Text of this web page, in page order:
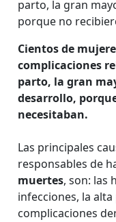
parto, la gran
porque no
Cientos de
complicaciones
parto, la gran
desarrollo,
necesitaban.
Las principales
responsables de
muertes, son: las
infecciones, la
complicaciones